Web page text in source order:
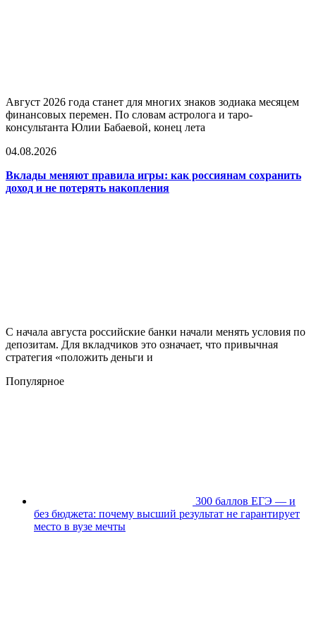
Август 2026 года станет для многих знаков зодиака месяцем
финансовых перемен. По словам астролога и таро-
консультанта Юлии Бабаевой, конец лета
04.08.2026
Вклады меняют правила игры: как россиянам сохранить
доход и не потерять накопления
С начала августа российские банки начали менять условия по
депозитам. Для вкладчиков это означает, что привычная
стратегия «положить деньги и
Популярное
300 баллов ЕГЭ — и
без бюджета: почему высший результат не гарантирует
место в вузе мечты